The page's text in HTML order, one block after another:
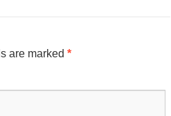
are marked *